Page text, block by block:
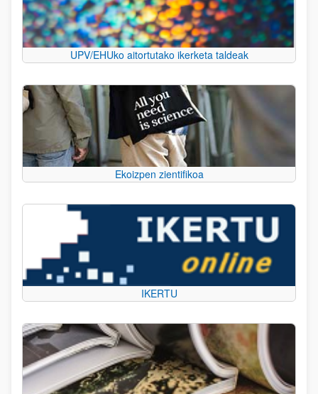
UPV/EHUko aitortutako ikerketa taldeak
Ekoizpen zientifikoa
IKERTU